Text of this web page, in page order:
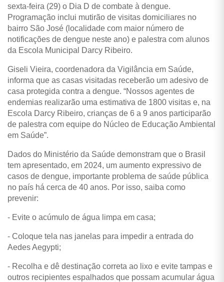
sexta-feira (29) o Dia D de combate à dengue.
Programação inclui mutirão de visitas domiciliares no
bairro São José (localidade com maior número de
notificações de dengue neste ano) e palestra com alunos
da Escola Municipal Darcy Ribeiro.
Giseli Vieira, coordenadora da Vigilância em Saúde,
informa que as casas visitadas receberão um adesivo de
casa protegida contra a dengue. “Nossos agentes de
endemias realizarão uma estimativa de 1800 visitas e, na
Escola Darcy Ribeiro, crianças de 6 a 9 anos participarão
de palestra com equipe do Núcleo de Educação Ambiental
em Saúde”.
Dados do Ministério da Saúde demonstram que o Brasil
tem apresentado, em 2024, um aumento expressivo de
casos de dengue, importante problema de saúde pública
no país há cerca de 40 anos. Por isso, saiba como
prevenir:
- Evite o acúmulo de água limpa em casa;
- Coloque tela nas janelas para impedir a entrada do
Aedes Aegypti;
- Recolha e dê destinação correta ao lixo e evite tampas e
outros recipientes espalhados que possam acumular água